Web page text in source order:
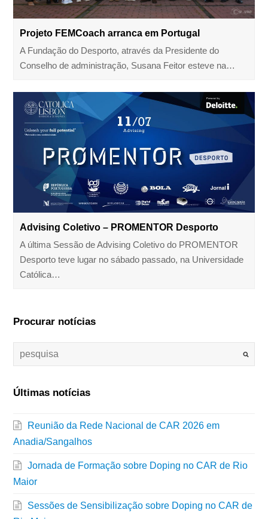
Projeto FEMCoach arranca em Portugal
A Fundação do Desporto, através da Presidente do
Conselho de administração, Susana Feitor esteve na…
Advising Coletivo – PROMENTOR Desporto
A última Sessão de Advising Coletivo do PROMENTOR
Desporto teve lugar no sábado passado, na Universidade
Católica…
Procurar notícias
Últimas notícias
Reunião da Rede Nacional de CAR 2026 em
Anadia/Sangalhos
Jornada de Formação sobre Doping no CAR de Rio
Maior
Sessões de Sensibilização sobre Doping no CAR de